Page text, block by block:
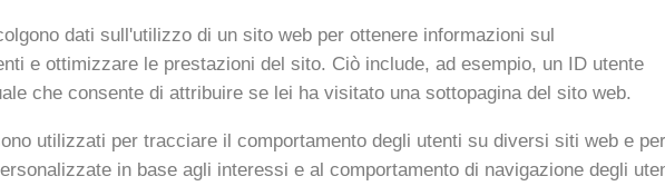
dati sull'utilizzo di un sito web per ottenere informazioni sul
e ottimizzare le prestazioni del sito. Ciò include, ad esempio, un ID utente
che consente di attribuire se lei ha visitato una sottopagina del sito web.
utilizzati per tracciare il comportamento degli utenti su diversi siti web e per
in base agli interessi e al comportamento di navigazione degli